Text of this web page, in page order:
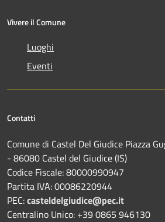
Vivere il Comune
Luoghi
Eventi
Contatti
Comune di Castel Del Giudice Piazza
- 86080 Castel del Giudice (IS)
Codice Fiscale: 80000990947
Partita IVA: 00086220944
PEC:casteldelgiudice@pec.it
Centralino Unico: +39 0865 946130